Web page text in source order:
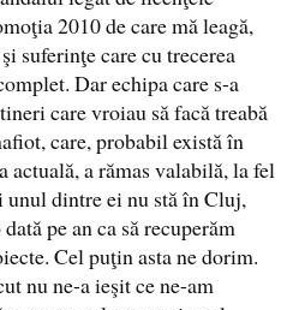
2010 de care mă leagă,
suferinţe care cu trecerea
Dar echipa care s-a
care vroiau să facă treabă
care, probabil există în
a rămas valabilă, la fel
dintre ei nu stă în Cluj,
pe an ca să recuperăm
Cel puţin asta ne dorim.
nu ne-a ieşit ce ne-am